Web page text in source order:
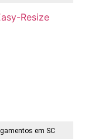
em SC